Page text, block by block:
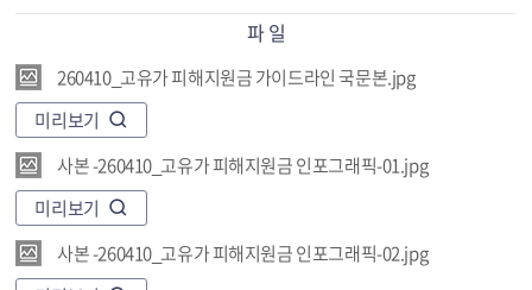
파 일
260410_고유가 피해지원금 가이드라인 국문본.jpg
미리보기
사본 -260410_고유가 피해지원금 인포그래픽-01.jpg
미리보기
사본 -260410_고유가 피해지원금 인포그래픽-02.jpg